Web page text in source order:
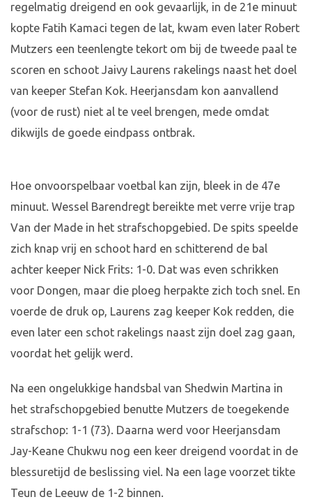
regelmatig dreigend en ook gevaarlijk, in de 21e minuut
kopte Fatih Kamaci tegen de lat, kwam even later Robert
Mutzers een teenlengte tekort om bij de tweede paal te
scoren en schoot Jaivy Laurens rakelings naast het doel
van keeper Stefan Kok. Heerjansdam kon aanvallend
(voor de rust) niet al te veel brengen, mede omdat
dikwijls de goede eindpass ontbrak.
Hoe onvoorspelbaar voetbal kan zijn, bleek in de 47e
minuut. Wessel Barendregt bereikte met verre vrije trap
Van der Made in het strafschopgebied. De spits speelde
zich knap vrij en schoot hard en schitterend de bal
achter keeper Nick Frits: 1-0. Dat was even schrikken
voor Dongen, maar die ploeg herpakte zich toch snel. En
voerde de druk op, Laurens zag keeper Kok redden, die
even later een schot rakelings naast zijn doel zag gaan,
voordat het gelijk werd.
Na een ongelukkige handsbal van Shedwin Martina in
het strafschopgebied benutte Mutzers de toegekende
strafschop: 1-1 (73). Daarna werd voor Heerjansdam
Jay-Keane Chukwu nog een keer dreigend voordat in de
blessuretijd de beslissing viel. Na een lage voorzet tikte
Teun de Leeuw de 1-2 binnen.